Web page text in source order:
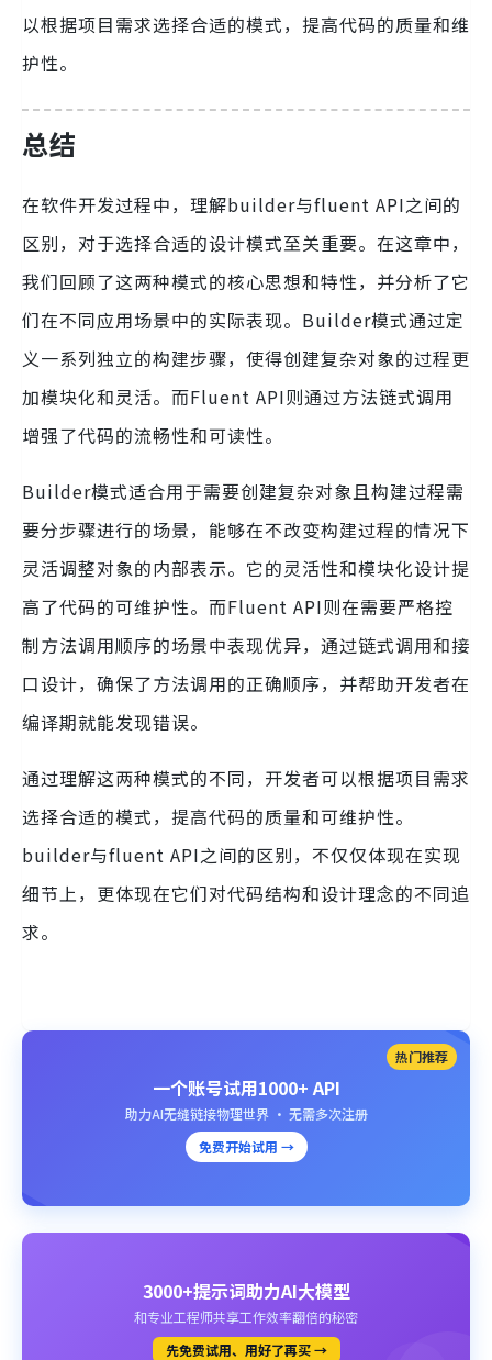
以根据项目需求选择合适的模式，提高代码的质量和维
护性。
总结
在软件开发过程中，理解builder与fluent API之间的
区别，对于选择合适的设计模式至关重要。在这章中，
我们回顾了这两种模式的核心思想和特性，并分析了它
们在不同应用场景中的实际表现。Builder模式通过定
义一系列独立的构建步骤，使得创建复杂对象的过程更
加模块化和灵活。而Fluent API则通过方法链式调用
增强了代码的流畅性和可读性。
Builder模式适合用于需要创建复杂对象且构建过程需
要分步骤进行的场景，能够在不改变构建过程的情况下
灵活调整对象的内部表示。它的灵活性和模块化设计提
高了代码的可维护性。而Fluent API则在需要严格控
制方法调用顺序的场景中表现优异，通过链式调用和接
口设计，确保了方法调用的正确顺序，并帮助开发者在
编译期就能发现错误。
通过理解这两种模式的不同，开发者可以根据项目需求
选择合适的模式，提高代码的质量和可维护性。
builder与fluent API之间的区别，不仅仅体现在实现
细节上，更体现在它们对代码结构和设计理念的不同追
求。
热门推荐
一个账号试用1000+ API
助力AI无缝链接物理世界 · 无需多次注册
免费开始试用 →
3000+提示词助力AI大模型
和专业工程师共享工作效率翻倍的秘密
先免费试用、用好了再买 →